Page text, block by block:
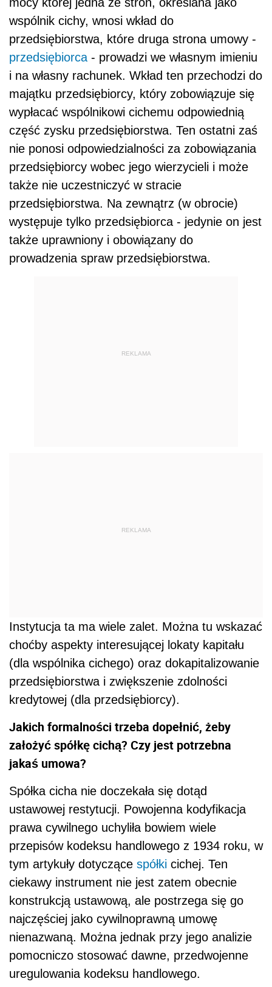
wspólnik cichy, wnosi wkład do
przedsiębiorstwa, które druga strona umowy -
przedsiębiorca - prowadzi we własnym imieniu
i na własny rachunek. Wkład ten przechodzi do
majątku przedsiębiorcy, który zobowiązuje się
wypłacać wspólnikowi cichemu odpowiednią
część zysku przedsiębiorstwa. Ten ostatni zaś
nie ponosi odpowiedzialności za zobowiązania
przedsiębiorcy wobec jego wierzycieli i może
także nie uczestniczyć w stracie
przedsiębiorstwa. Na zewnątrz (w obrocie)
występuje tylko przedsiębiorca - jedynie on jest
także uprawniony i obowiązany do
prowadzenia spraw przedsiębiorstwa.
REKLAMA
REKLAMA
Instytucja ta ma wiele zalet. Można tu wskazać
choćby aspekty interesującej lokaty kapitału
(dla wspólnika cichego) oraz dokapitalizowanie
przedsiębiorstwa i zwiększenie zdolności
kredytowej (dla przedsiębiorcy).
Jakich formalności trzeba dopełnić, żeby
założyć spółkę cichą? Czy jest potrzebna
jakaś umowa?
Spółka cicha nie doczekała się dotąd
ustawowej restytucji. Powojenna kodyfikacja
prawa cywilnego uchyliła bowiem wiele
przepisów kodeksu handlowego z 1934 roku, w
tym artykuły dotyczące spółki cichej. Ten
ciekawy instrument nie jest zatem obecnie
konstrukcją ustawową, ale postrzega się go
najczęściej jako cywilnoprawną umowę
nienazwaną. Można jednak przy jego analizie
pomocniczo stosować dawne, przedwojenne
uregulowania kodeksu handlowego.